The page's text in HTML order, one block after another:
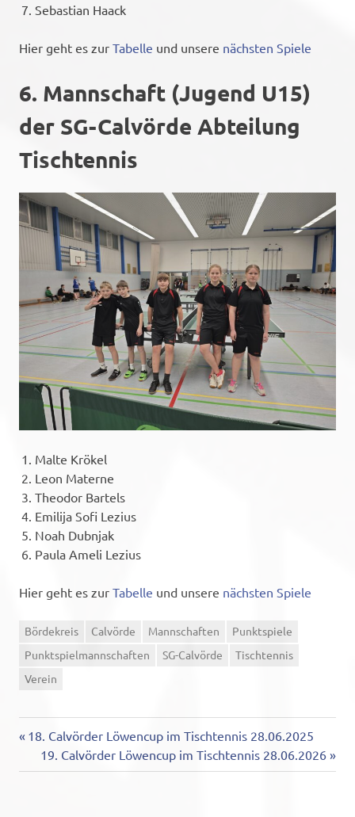
Sebastian Haack
Hier geht es zur Tabelle und unsere nächsten Spiele
6. Mannschaft (Jugend U15)
der SG-Calvörde Abteilung
Tischtennis
Malte Krökel
Leon Materne
Theodor Bartels
Emilija Sofi Lezius
Noah Dubnjak
Paula Ameli Lezius
Hier geht es zur Tabelle und unsere nächsten Spiele
Bördekreis Calvörde Mannschaften
Punktspiele
Punktspielmannschaften
SG-Calvörde
Tischtennis
Verein
Beitragsnavigation
Vorheriger
Beitrag:
18. Calvörder Löwencup im Tischtennis 28.06.2025
Nächster
Beitrag:
19. Calvörder Löwencup im Tischtennis 28.06.2026